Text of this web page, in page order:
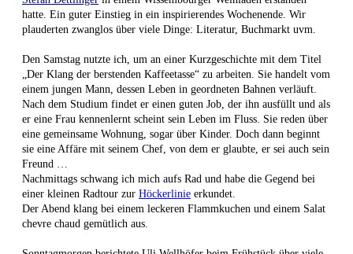
hatte. Ein guter Einstieg in ein inspirierendes Wochenende. Wir
plauderten zwanglos über viele Dinge: Literatur, Buchmarkt uvm.
Den Samstag nutzte ich, um an einer Kurzgeschichte mit dem Titel
„Der Klang der berstenden Kaffeetasse“ zu arbeiten. Sie handelt vom
einem jungen Mann, dessen Leben in geordneten Bahnen verläuft.
Nach dem Studium findet er einen guten Job, der ihn ausfüllt und als
er eine Frau kennenlernt scheint sein Leben im Fluss. Sie reden über
eine gemeinsame Wohnung, sogar über Kinder. Doch dann beginnt
sie eine Affäre mit seinem Chef, von dem er glaubte, er sei auch sein
Freund …
Nachmittags schwang ich mich aufs Rad und habe die Gegend bei
einer kleinen Radtour zur Höckerlinie erkundet.
Der Abend klang bei einem leckeren Flammkuchen und einem Salat
chevre chaud gemütlich aus.